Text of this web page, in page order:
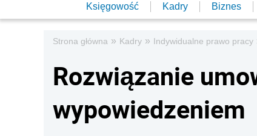
Księgowość Kadry Biznes
Strona główna » Kadry » Indywidualne prawo pracy
Rozwiązanie
wypowiedzeniem